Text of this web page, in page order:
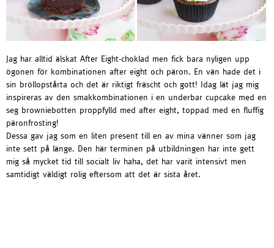
Jag har alltid älskat After Eight-choklad men fick bara nyligen upp
ögonen för kombinationen after eight och päron. En vän hade det i
sin bröllopstårta och det är riktigt fräscht och gott! Idag lät jag mig
inspireras av den smakkombinationen i en underbar cupcake med en
seg browniebotten proppfylld med after eight, toppad med en fluffig
päronfrosting!
Dessa gav jag som en liten present till en av mina vänner som jag
inte sett på länge. Den här terminen på utbildningen har inte gett
mig så mycket tid till socialt liv haha, det har varit intensivt men
samtidigt väldigt rolig eftersom att det är sista året.